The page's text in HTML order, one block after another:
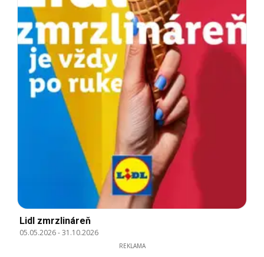
Lidl zmrzlináreň
05.05.2026-31.10.2026
REKLAMA